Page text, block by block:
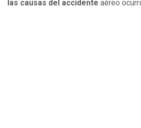
las causas del accidente aéreo